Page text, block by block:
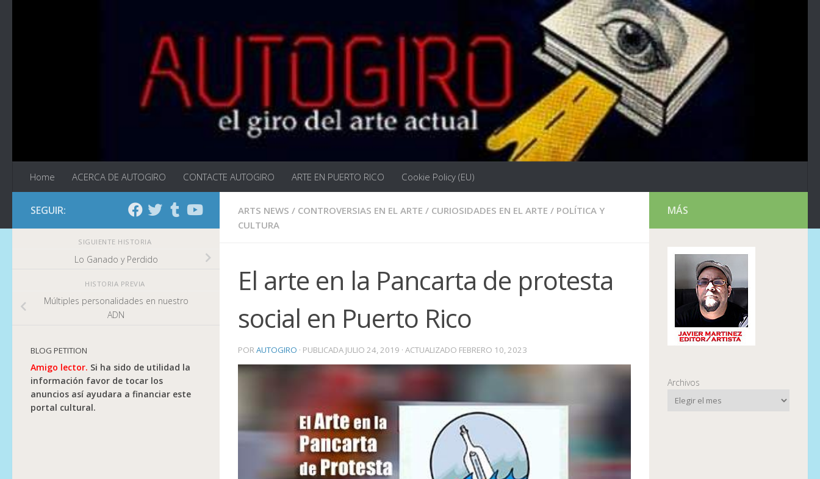
Home ACERCA DE AUTOGIRO CONTACTE AUTOGIRO ARTE EN PUERTO RICO Cookie Policy (EU)
ARTS NEWS / CONTROVERSIAS EN EL ARTE / CURIOSIDADES EN EL ARTE / POLÍTICA Y
CULTURA
El arte en la Pancarta de protesta
social en Puerto Rico
PORAUTOGIRO · PUBLICADA JULIO 24, 2019 · ACTUALIZADO FEBRERO 10, 2023
SEGUIR:
SIGUIENTE HISTORIA
Lo Ganado y Perdido
HISTORIA PREVIA
Múltiples personalidades en nuestro
ADN
BLOG PETITION
Amigo lector. Si ha sido de utilidad la
información favor de tocar los
anuncios así ayudara a financiar este
portal cultural.
MÁS
Archivos